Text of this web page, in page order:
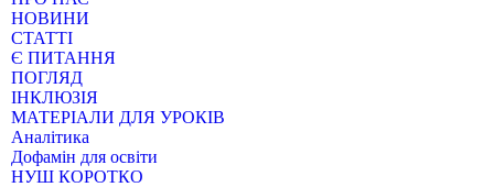
НОВИНИ
СТАТТІ
Є ПИТАННЯ
ПОГЛЯД
ІНКЛЮЗІЯ
МАТЕРІАЛИ ДЛЯ УРОКІВ
Аналітика
Дофамін для освіти
НУШ КОРОТКО